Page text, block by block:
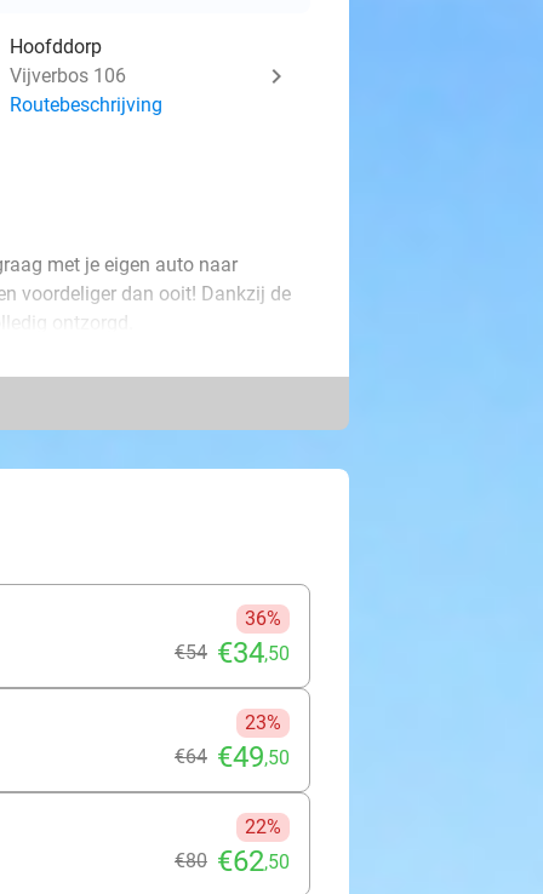
Hoofddorp
Vijverbos 106
Routebeschrijving
met je eigen auto naar
voordeliger dan ooit! Dankzij de
ontzorgd.
je auto. Vervolgens word jij
van
Wij wensen je alvast een fijne
36%
€54 €34,50
23%
€64 €49,50
22%
€80 €62,50